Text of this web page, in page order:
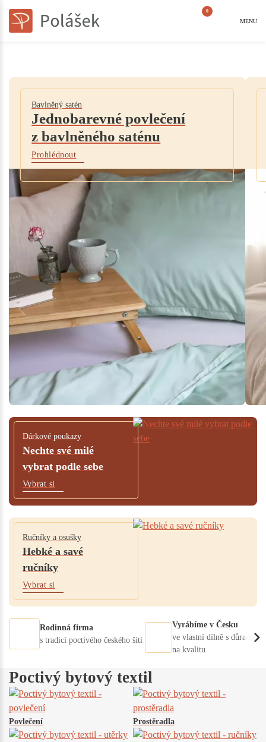
0
MENU
Jednobarevné povlečení
z bavlněného saténu
Bavlněný satén
Prohlédnout
Nechte své milé
vybrat podle sebe
Dárkové poukazy
Vybrat si
Hebké a savé
ručníky
Ručníky a osušky
Vybrat si
Rodinná firma
s tradicí poctivého českého šití
Vyrábíme v Česku
ve vlastní dílně s důrazem
na kvalitu
Poctivý bytový textil
Povlečení Prostěradla